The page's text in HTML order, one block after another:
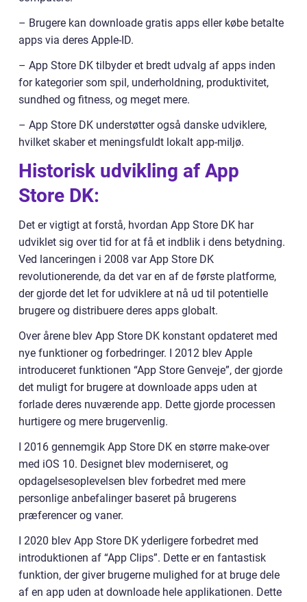
– Brugere kan downloade gratis apps eller købe betalte
apps via deres Apple-ID.
– App Store DK tilbyder et bredt udvalg af apps inden
for kategorier som spil, underholdning, produktivitet,
sundhed og fitness, og meget mere.
– App Store DK understøtter også danske udviklere,
hvilket skaber et meningsfuldt lokalt app-miljø.
Historisk udvikling af App
Store DK:
Det er vigtigt at forstå, hvordan App Store DK har
udviklet sig over tid for at få et indblik i dens betydning.
Ved lanceringen i 2008 var App Store DK
revolutionerende, da det var en af de første platforme,
der gjorde det let for udviklere at nå ud til potentielle
brugere og distribuere deres apps globalt.
Over årene blev App Store DK konstant opdateret med
nye funktioner og forbedringer. I 2012 blev Apple
introduceret funktionen “App Store Genveje”, der gjorde
det muligt for brugere at downloade apps uden at
forlade deres nuværende app. Dette gjorde processen
hurtigere og mere brugervenlig.
I 2016 gennemgik App Store DK en større make-over
med iOS 10. Designet blev moderniseret, og
opdagelsesoplevelsen blev forbedret med mere
personlige anbefalinger baseret på brugerens
præferencer og vaner.
I 2020 blev App Store DK yderligere forbedret med
introduktionen af “App Clips”. Dette er en fantastisk
funktion, der giver brugerne mulighed for at bruge dele
af en app uden at downloade hele applikationen. Dette